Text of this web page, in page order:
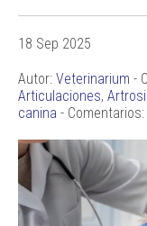
18 Sep 2025
Autor: Veterinarium -
Articulaciones,
canina - Comentarios: